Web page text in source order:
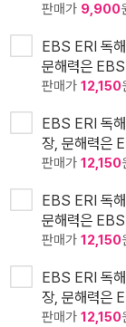
판매가 9,900
EBS ERI 독
문해력은 EBS
판매가 12,150
EBS ERI 독
장, 문해력은
판매가 12,150
EBS ERI 독
문해력은 EBS
판매가 12,150
EBS ERI 독
장, 문해력은
판매가 12,150